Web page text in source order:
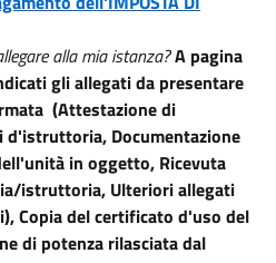
alla mia istanza?A pagina
gli allegati da presentare
(Attestazione di
Documentazione
in oggetto, Ricevuta
istruttoria, Ulteriori allegati
Copia del certificato d'uso del
di potenza rilasciata dal